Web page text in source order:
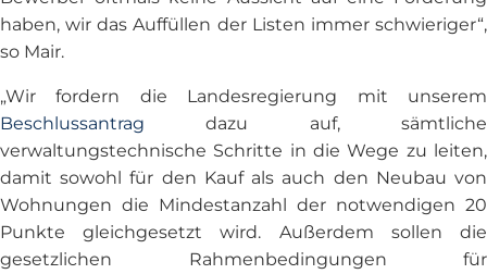
haben, wir das Auffüllen der Listen immer schwieriger“,
so Mair.
„Wir fordern die Landesregierung mit unserem
Beschlussantrag dazu auf, sämtliche
verwaltungstechnische Schritte in die Wege zu leiten,
damit sowohl für den Kauf als auch den Neubau von
Wohnungen die Mindestanzahl der notwendigen 20
Punkte gleichgesetzt wird. Außerdem sollen die
gesetzlichen Rahmenbedingungen für